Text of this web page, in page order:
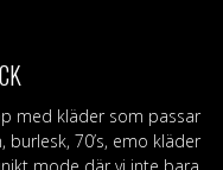
med kläder som passar
burlesk, 70’s, emo kläder